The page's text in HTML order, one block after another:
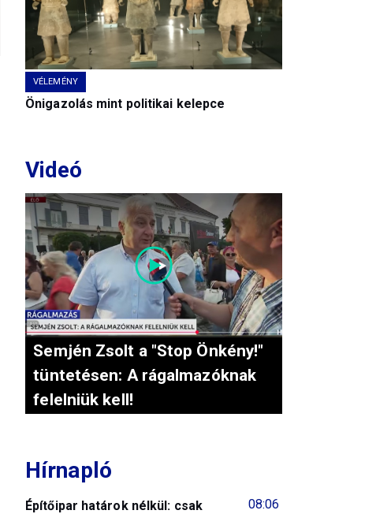
VÉLEMÉNY
Önigazolás mint politikai kelepce
Videó
Semjén Zsolt a "Stop Önkény!"
tüntetésen: A rágalmazóknak
felelniük kell!
Hírnapló
08:06
Építőipar határok nélkül: csak